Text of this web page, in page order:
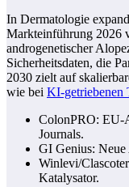
In Dermatologie
Markteinführung 2026
androgenetischer
Sicherheitsdaten, die
2030 zielt auf
wie bei KI-getriebenen
ColonPRO: EU-
Journals.
GI Genius:
Winlevi/
Katalysator.